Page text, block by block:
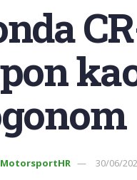
MotorsportHR 30/06/